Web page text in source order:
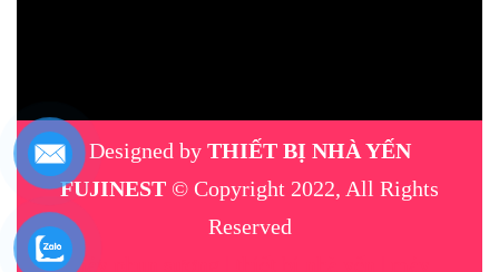
Designed by THIẾT BỊ NHÀ YẾN
FUJINEST © Copyright 2022, All Rights
Reserved
máy phun sương